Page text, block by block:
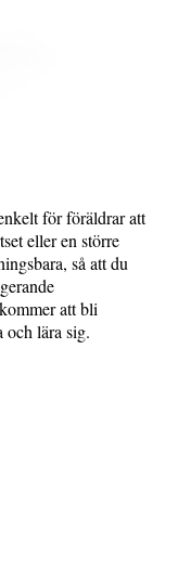
för föräldrar att
eller en större
så att du
att bli
och lära sig.